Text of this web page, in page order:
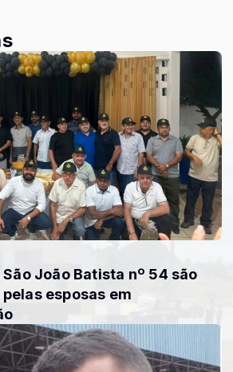
João Batista nº 54 são
esposas em